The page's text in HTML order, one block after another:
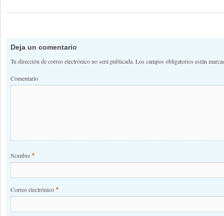
Deja un comentario
Tu dirección de correo electrónico no será publicada. Los campos obligatorios están
Comentario
Nombre *
Correo electrónico *